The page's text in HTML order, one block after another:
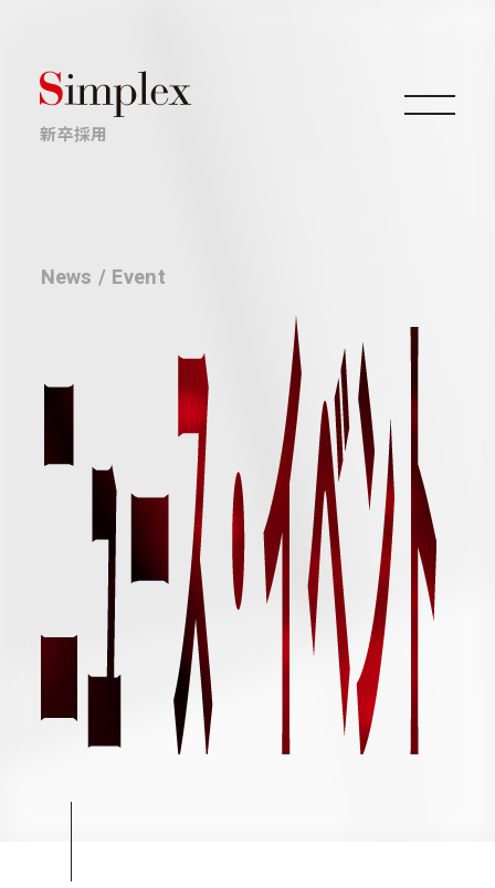
ニュース・イベント
シンプレクスグループ基本情報
新卒採用
News / Event